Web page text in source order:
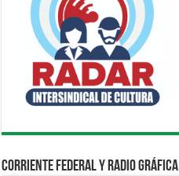
Corriente Federal y Radio Gráfica